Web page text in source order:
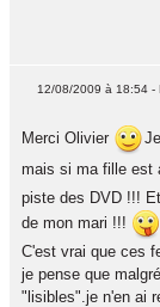
12/08/2009 à 18:54 -
Merci Olivier
mais si ma fille est
piste des DVD !!!
de mon mari !!!
C'est vrai que ces
je pense que
"lisibles".je n'en ai